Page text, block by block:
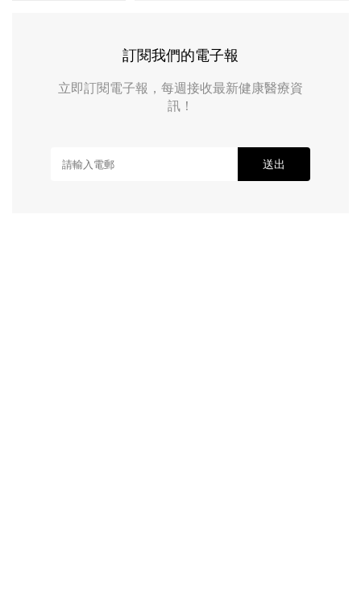
訂閱我們的電子報
立即訂閱電子報，每週接收最新健康醫療資
訊！
送出